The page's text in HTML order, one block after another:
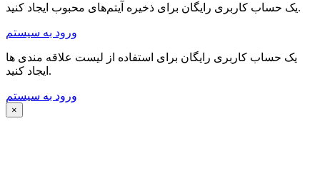
یک حساب کاربری رایگان برای ذخیره آیتم‌های محبوب ایجاد کنید.
ورود به سیستم
یک حساب کاربری رایگان برای استفاده از لیست علاقه مندی ها
ایجاد کنید.
ورود به سیستم
×